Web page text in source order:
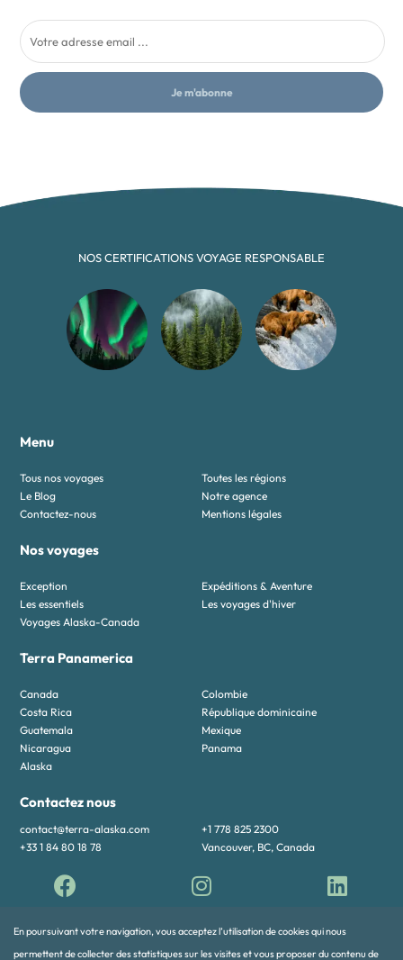
En poursuivant votre navigation, vous acceptez l’utilisation de cookies qui nous
permettent de collecter des statistiques sur les visites et vous proposer du contenu de
Je m'abonne
NOS CERTIFICATIONS VOYAGE RESPONSABLE
Menu
Tous nos voyages
Toutes les régions
Le Blog
Notre agence
Contactez-nous
Mentions légales
Nos voyages
Exception
Expéditions & Aventure
Les essentiels
Les voyages d'hiver
Voyages Alaska-Canada
Terra Panamerica
Canada
Colombie
Costa Rica
République dominicaine
Guatemala
Mexique
Nicaragua
Panama
Alaska
Contactez nous
contact@terra-alaska.com
+1 778 825 2300
+33 1 84 80 18 78
Vancouver, BC, Canada